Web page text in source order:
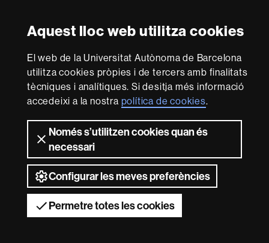
Aquest lloc web utilitza cookies
El web de la Universitat Autònoma de Barcelona
utilitza cookies pròpies i de tercers amb finalitats
tècniques i analítiques. Si desitja més informació
accedeixi a la nostra política de cookies.
Només s’utilitzen cookies quan és
necessari
Configurar les meves preferències
Permetre totes les cookies
aquest
web
Avís legal Protecció de dades Sobre el
web Accessibilitat web Mapa del web UAB
Som una universitat capdavantera que imparteix una
docència de qualitat i excel·lència, diversificada,
multidisciplinària i flexible, ajustada a les necessitats de
coneixement. La UAB és reconeguda internacionalment
per la qualitat i el caràcter innovador de la seva recerca.
2026 Universitat Autònoma de Barcelona